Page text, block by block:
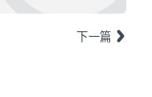
下一篇